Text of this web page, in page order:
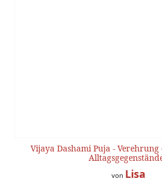
Vijaya Dashami Puja -
von Lisa